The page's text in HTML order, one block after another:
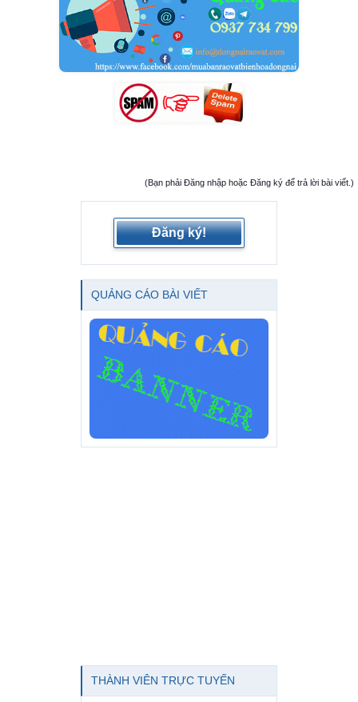
(Bạn phải Đăng nhập hoặc Đăng ký để trả lời bài viết.)
Đăng ký!
QUẢNG CÁO BÀI VIẾT
THÀNH VIÊN TRỰC TUYẾN